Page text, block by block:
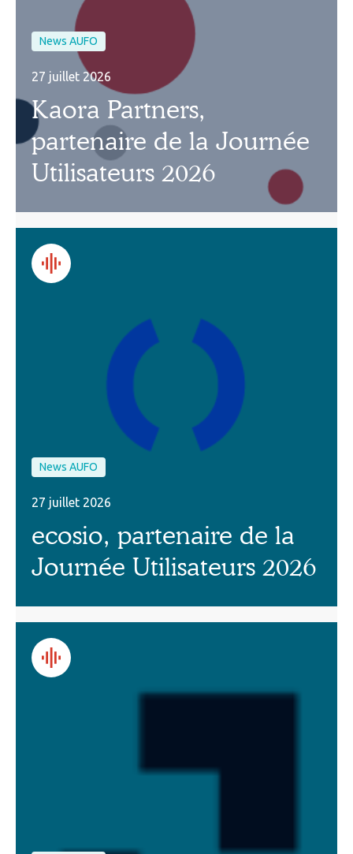
News AUFO
27 juillet 2026
Kaora Partners,
partenaire de la Journée
Utilisateurs 2026
News AUFO
27 juillet 2026
ecosio, partenaire de la
Journée Utilisateurs 2026